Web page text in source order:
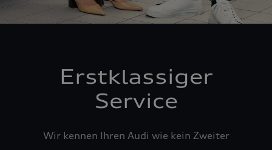
Erstklassiger
Service
Wir kennen Ihren Audi wie kein Zweiter